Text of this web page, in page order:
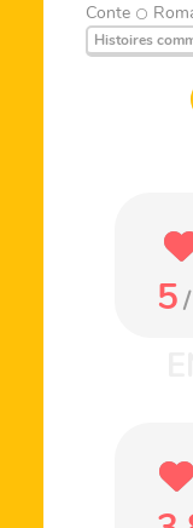
Conte
Histoires
5